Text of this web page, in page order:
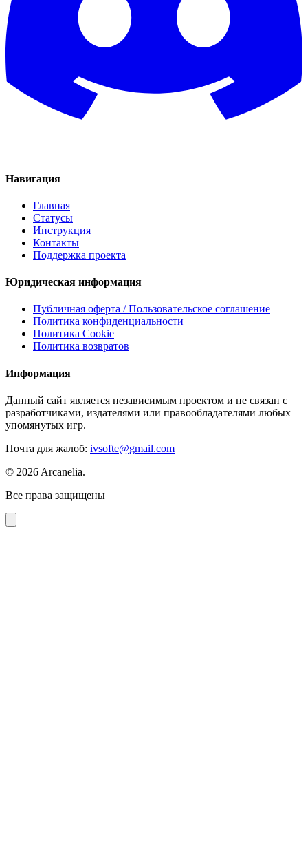
Навигация
Главная
Статусы
Инструкция
Контакты
Поддержка проекта
Юридическая информация
Публичная оферта / Пользовательское соглашение
Политика конфиденциальности
Политика Cookie
Политика возвратов
Информация
Данный сайт является независимым проектом и не связан с
разработчиками, издателями или правообладателями любых
упомянутых игр.
Почта для жалоб: ivsofte@gmail.com
© 2026 Arcanelia.
Все права защищены